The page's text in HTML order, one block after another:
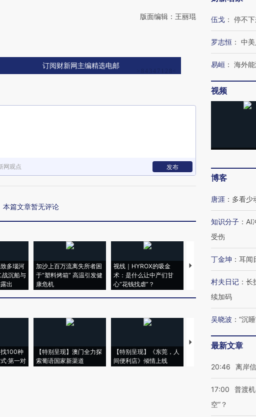
版面编辑：王丽琨
订阅财新网主编精选电邮
网观点 发布
本篇文章暂无评论
多瑙河
战沉船与
出
加沙上百万流离失所者困
于“塑料烤箱” 高温引发健
康危机
视线｜HYROX的吸金
术：是什么让中产们甘
心“花钱找虐”？
马航飞行员跨国走私7万
找100种
·第一对
【特别呈现】澳门全力探
索葡语国家新渠道
【特别呈现】《东莞，人
间便利店》倾情上线
【推广】走进第四届链博
会，让数智科技“链”接产
伍戈 ： 停不
罗志恒 ： 中
易峘 ： 海外
视频
博客
唐涯 ： 多看少
知识分子 ： AI
受伤
丁金坤 ： 耳闻
村夫日记 ： 长
续加码
吴晓波 ： “沉
最新文章
20:46 离岸
17:00
普渡
空”？